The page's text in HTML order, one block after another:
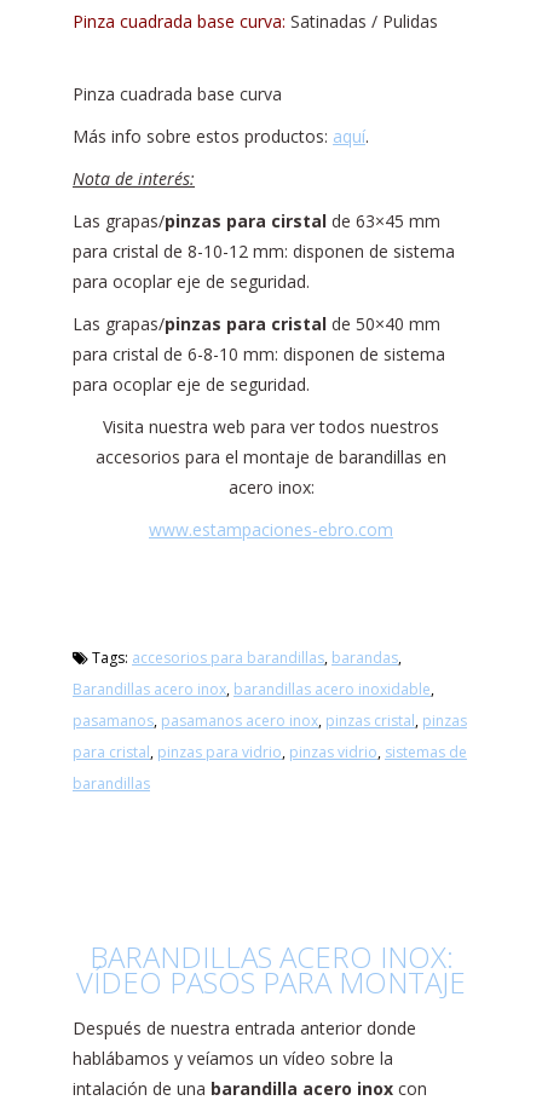
Pinza cuadrada base curva: Satinadas / Pulidas
Pinza cuadrada base curva
Más info sobre estos productos: aquí.
Nota de interés:
Las grapas/pinzas para cirstal de 63×45 mm
para cristal de 8-10-12 mm: disponen de sistema
para ocoplar eje de seguridad.
Las grapas/pinzas para cristal de 50×40 mm
para cristal de 6-8-10 mm: disponen de sistema
para ocoplar eje de seguridad.
Visita nuestra web para ver todos nuestros
accesorios para el montaje de barandillas en
acero inox:
www.estampaciones-ebro.com
Tags: accesorios para barandillas, barandas,
Barandillas acero inox, barandillas acero inoxidable,
pasamanos, pasamanos acero inox, pinzas cristal, pinzas
para cristal, pinzas para vidrio, pinzas vidrio, sistemas de
barandillas
BARANDILLAS ACERO INOX:
VÍDEO PASOS PARA MONTAJE
Después de nuestra entrada anterior donde
hablábamos y veíamos un vídeo sobre la
intalación de una barandilla acero inox con